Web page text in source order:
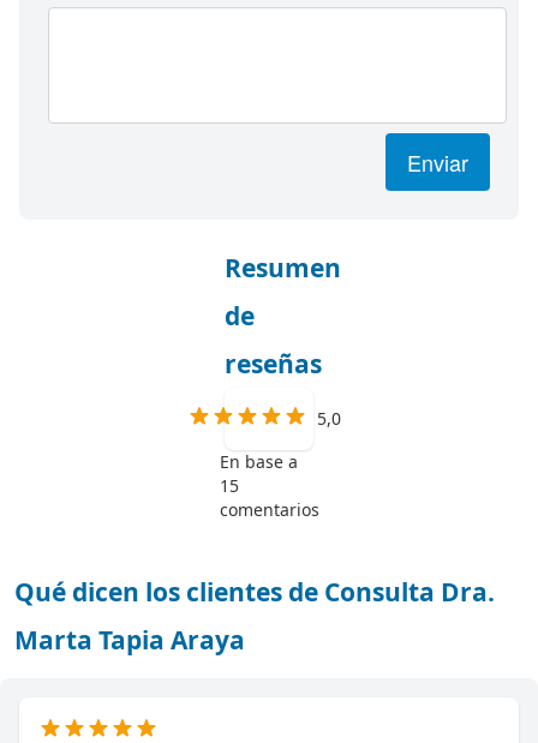
Enviar
Resumen
de
reseñas
5,0
En base a
15
comentarios
Qué dicen los clientes de Consulta Dra.
Marta Tapia Araya